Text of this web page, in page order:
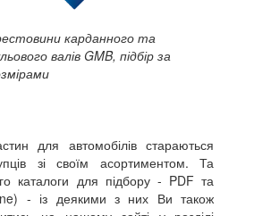
карданного та
валів GMB, підбір за
для автомобілів стараються
зі своїм асортиментом. Та
каталоги для підбору - PDF та
- із деякими з них Ви також